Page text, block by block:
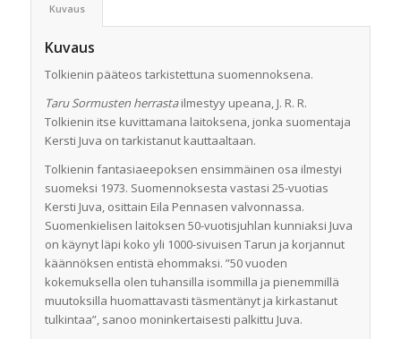
Kuvaus
Kuvaus
Tolkienin pääteos tarkistettuna suomennoksena.
Taru Sormusten herrastailmestyy upeana, J. R. R.
Tolkienin itse kuvittamana laitoksena, jonka suomentaja
Kersti Juva on tarkistanut kauttaaltaan.
Tolkienin fantasiaeepoksen ensimmäinen osa ilmestyi
suomeksi 1973. Suomennoksesta vastasi 25-vuotias
Kersti Juva, osittain Eila Pennasen valvonnassa.
Suomenkielisen laitoksen 50-vuotisjuhlan kunniaksi Juva
on käynyt läpi koko yli 1000-sivuisen Tarun ja korjannut
käännöksen entistä ehommaksi. ”50 vuoden
kokemuksella olen tuhansilla isommilla ja pienemmillä
muutoksilla huomattavasti täsmentänyt ja kirkastanut
tulkintaa”, sanoo moninkertaisesti palkittu Juva.